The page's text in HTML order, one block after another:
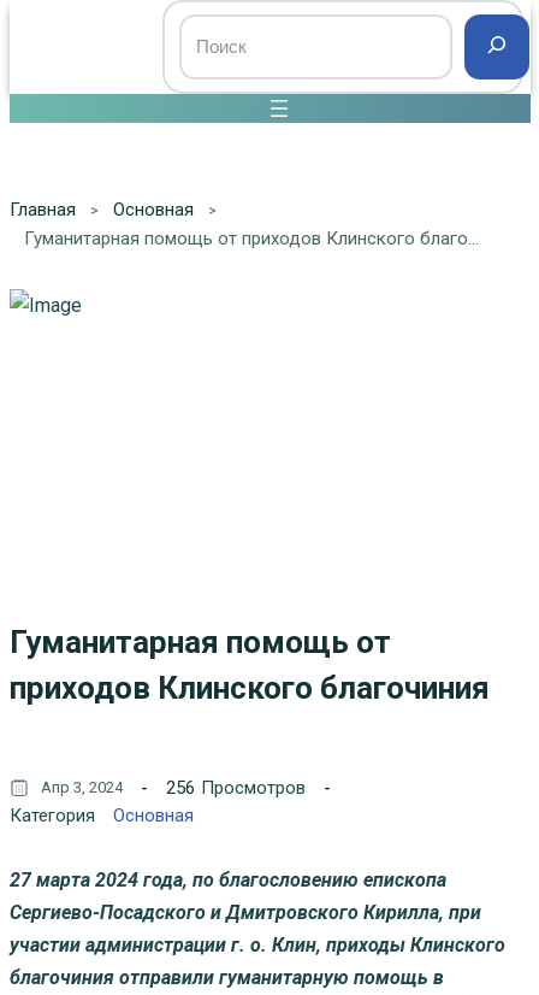
Главная
Основная
Гуманитарная помощь от приходов Клинского благочиния
Гуманитарная помощь от
приходов Клинского благочиния
Апр 3, 2024 256 Просмотров
Категория
Основная
27 марта 2024 года, по благословению епископа
Сергиево-Посадского и Дмитровского Кирилла, при
участии администрации г. о. Клин, приходы Клинского
благочиния отправили гуманитарную помощь в